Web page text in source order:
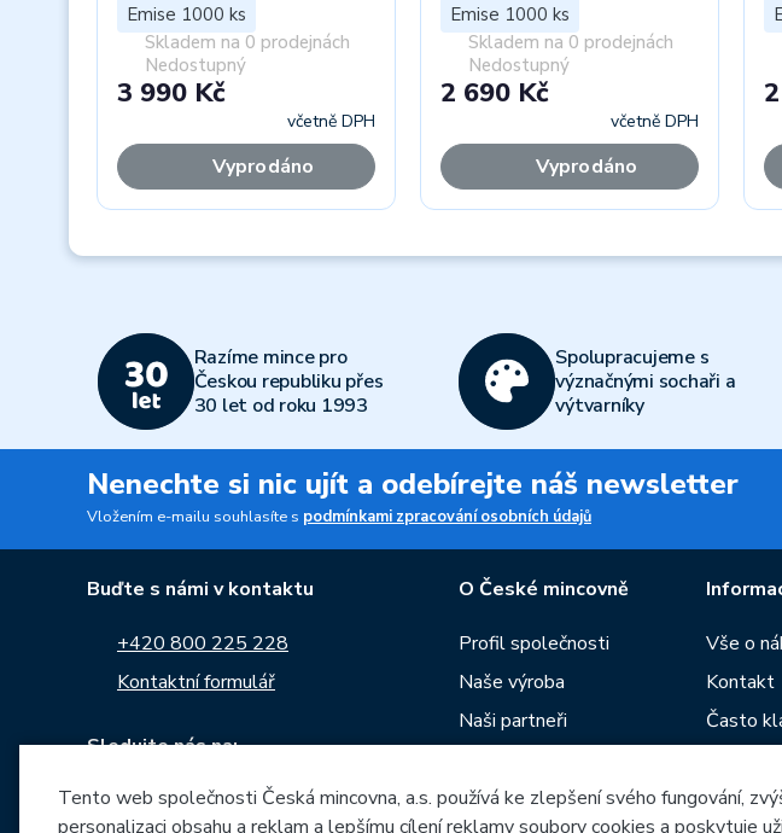
Emise 1000 ks
Skladem na 0 prodejnách
Nedostupný
3 990 Kč
včetně DPH
Vyprodáno
Emise 1000 ks
Skladem na 0 prodejnách
Nedostupný
2 690 Kč
včetně DPH
Vyprodáno
Razíme mince pro
Českou republiku přes
30 let od roku 1993
Spolupracujeme s
význačnými sochaři a
výtvarníky
Nenechte si nic ujít a odebírejte náš newsletter
Vložením e-mailu souhlasíte s podmínkami zpracování osobních údajů
Buďte s námi v kontaktu
+420 800 225 228
Kontaktní formulář
Sledujte nás na:
O České mincovně
Profil společnosti
Naše výroba
Naši partneři
Zprávy
Vše o
Kontakt
Často
Tento web společnosti Česká mincovna, a.s. používá ke zlepšení svého fungování,
personalizaci obsahu a reklam a lepšímu cílení reklamy soubory cookies a poskytuje